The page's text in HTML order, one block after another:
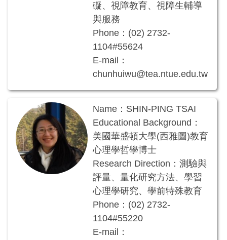
礙、視障教育、視障生輔導
與服務
Phone：(02) 2732-
1104#55624
E-mail：
chunhuiwu@tea.ntue.edu.tw
Name：SHIN-PING TSAI
Educational Background：
美國華盛頓大學(西雅圖)教育
心理學哲學博士
Research Direction：測驗與
評量、量化研究方法、學習
心理學研究、學前特殊教育
Phone：(02) 2732-
1104#55220
E-mail：